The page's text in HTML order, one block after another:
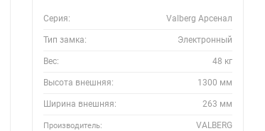
Серия: Valberg Арсенал
Тип замка: Электронный
Вес: 48 кг
Высота внешняя: 1300 мм
Ширина внешняя: 263 мм
Производитель: VALBERG